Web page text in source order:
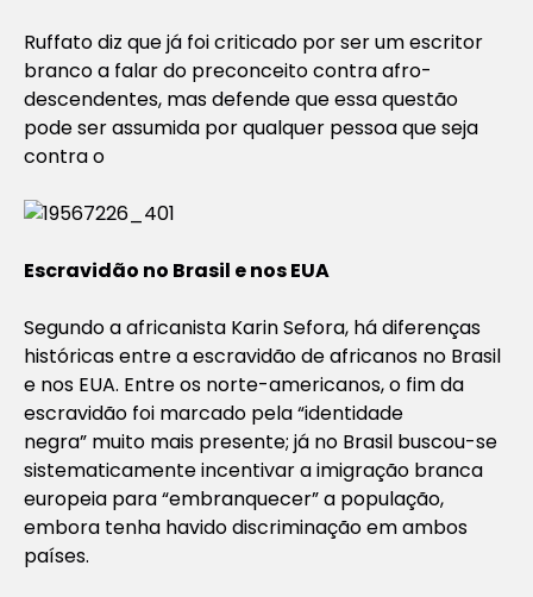
Ruffato diz que já foi criticado por ser um escritor
branco a falar do preconceito contra afro-
descendentes, mas defende que essa questão
pode ser assumida por qualquer pessoa que seja
contra o
Escravidão no Brasil e nos EUA
Segundo a africanista Karin Sefora, há diferenças
históricas entre a escravidão de africanos no Brasil
e nos EUA. Entre os norte-americanos, o fim da
escravidão foi marcado pela “identidade
negra” muito mais presente; já no Brasil buscou-se
sistematicamente incentivar a imigração branca
europeia para “embranquecer” a população,
embora tenha havido discriminação em ambos
países.